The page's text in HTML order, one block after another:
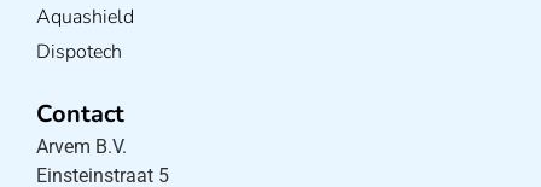
Aquashield
Dispotech
Contact
Arvem B.V.
Einsteinstraat 5